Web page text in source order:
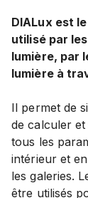
DIALux est
utilisé par
lumière, par
lumière à
Il permet de
de calculer
tous les
intérieur et
les galeries.
être utilisés